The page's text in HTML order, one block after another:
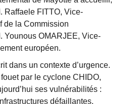
Raffaele FITTO, Vice-
de la Commission
Younous OMARJEE, Vice-
européen.
dans un contexte d’urgence.
par le cyclone CHIDO,
ses vulnérabilités :
défaillantes,